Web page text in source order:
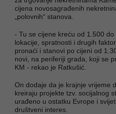
cijena novosagrađenih
„polovnih“ stanova.
- Tu se cijene kreću od 1.500
lokacije, spratnosti i drugih
pronaći i stanovi po cijeni od
novi, na periferiji grada, koji se
KM - rekao je Ratkušić.
On dodaje da je krajnje vrijeme
kreiraju projekte tzv. socijalnog
urađeno u ostatku Evrope i
društveni interes.